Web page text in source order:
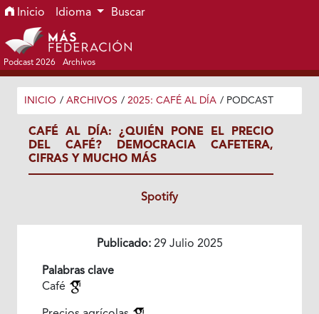
Ir al menú de navegación principal
Ir al contenido principal
Ir al pie de página del sitio
Inicio Idioma Buscar
Podcast 2026 Archivos
INICIO / ARCHIVOS / 2025: CAFÉ AL DÍA / PODCAST
CAFÉ AL DÍA: ¿QUIÉN PONE EL PRECIO
DEL CAFÉ? DEMOCRACIA CAFETERA,
CIFRAS Y MUCHO MÁS
Spotify
Publicado:29 Julio 2025
Palabras clave
Café